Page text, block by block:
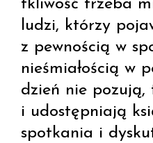
tkliwość trzeba
ludzi, którzy
z pewnością w
nieśmiałością w
dzień nie pozują,
i udostępniają
spotkania i